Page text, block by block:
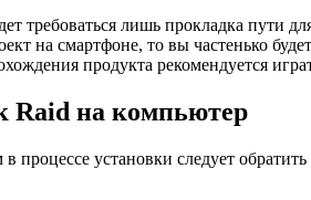
требоваться лишь прокладка пути
на смартфоне, то вы частенько
продукта рекомендуется
Raid на компьютер
процессе установки следует